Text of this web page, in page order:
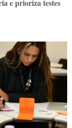
e prioriza testes